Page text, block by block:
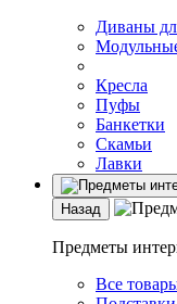
Диваны
Кресла
Пуфы
Банкетки
Скамьи
Лавки
Назад
Предметы
Все